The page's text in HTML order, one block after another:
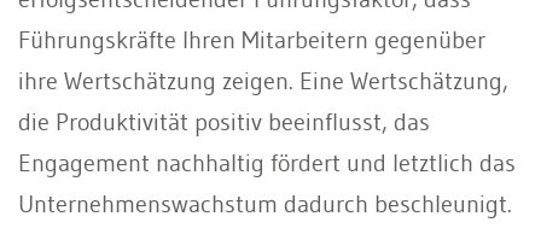
Führungskräfte Ihren Mitarbeitern gegenüber
ihre Wertschätzung zeigen. Eine Wertschätzung,
die Produktivität positiv beeinflusst, das
Engagement nachhaltig fördert und letztlich das
Unternehmenswachstum dadurch beschleunigt.